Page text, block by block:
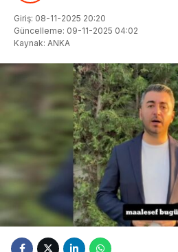
Giriş: 08-11-2025 20:20
Güncelleme: 09-11-2025 04:02
Kaynak: ANKA